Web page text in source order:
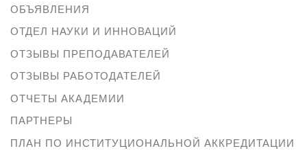
ОБЪЯВЛЕНИЯ
ОТДЕЛ НАУКИ И ИННОВАЦИЙ
ОТЗЫВЫ ПРЕПОДАВАТЕЛЕЙ
ОТЗЫВЫ РАБОТОДАТЕЛЕЙ
ОТЧЕТЫ АКАДЕМИИ
ПАРТНЕРЫ
ПЛАН ПО ИНСТИТУЦИОНАЛЬНОЙ АККРЕДИТАЦИИ